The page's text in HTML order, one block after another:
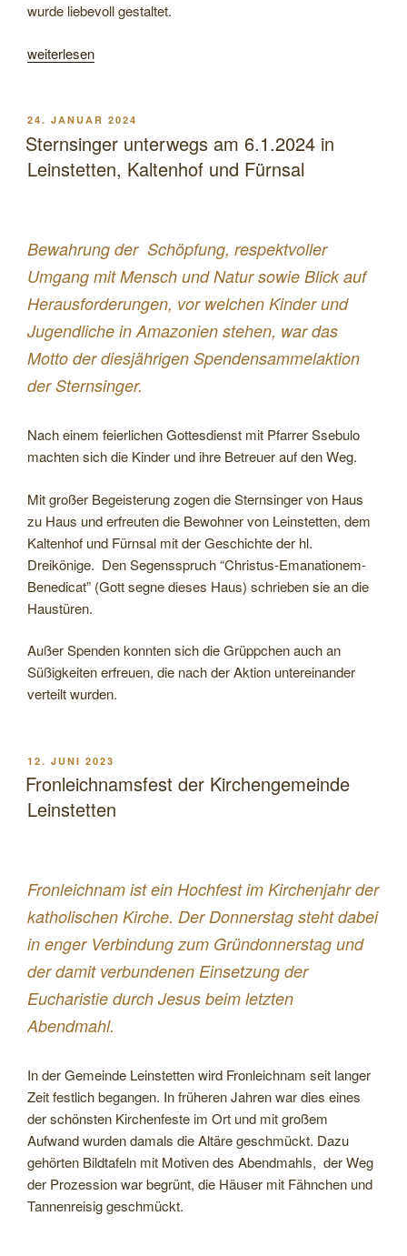
wurde liebevoll gestaltet.
„Fronleichnam
weiterlesen
VERÖFFENTLICHT
AM
24. JANUAR 2024
Sternsinger unterwegs am 6.1.2024 in
Leinstetten, Kaltenhof und Fürnsal
Bewahrung der Schöpfung, respektvoller
Umgang mit Mensch und Natur sowie Blick auf
Herausforderungen, vor welchen Kinder und
Jugendliche in Amazonien stehen, war das
Motto der diesjährigen Spendensammelaktion
der Sternsinger.
Nach einem feierlichen Gottesdienst mit Pfarrer Ssebulo
machten sich die Kinder und ihre Betreuer auf den Weg.
Mit großer Begeisterung zogen die Sternsinger von Haus
zu Haus und erfreuten die Bewohner von Leinstetten, dem
Kaltenhof und Fürnsal mit der Geschichte der hl.
Dreikönige. Den Segensspruch “Christus-Emanationem-
Benedicat” (Gott segne dieses Haus) schrieben sie an die
Haustüren.
Außer Spenden konnten sich die Grüppchen auch an
Süßigkeiten erfreuen, die nach der Aktion untereinander
verteilt wurden.
VERÖFFENTLICHT
AM
12. JUNI 2023
Fronleichnamsfest der Kirchengemeinde
Leinstetten
Fronleichnam ist ein Hochfest im Kirchenjahr der
katholischen Kirche. Der Donnerstag steht dabei
in enger Verbindung zum Gründonnerstag und
der damit verbundenen Einsetzung der
Eucharistie durch Jesus beim letzten
Abendmahl.
In der Gemeinde Leinstetten wird Fronleichnam seit langer
Zeit festlich begangen. In früheren Jahren war dies eines
der schönsten Kirchenfeste im Ort und mit großem
Aufwand wurden damals die Altäre geschmückt. Dazu
gehörten Bildtafeln mit Motiven des Abendmahls, der Weg
der Prozession war begrünt, die Häuser mit Fähnchen und
Tannenreisig geschmückt.